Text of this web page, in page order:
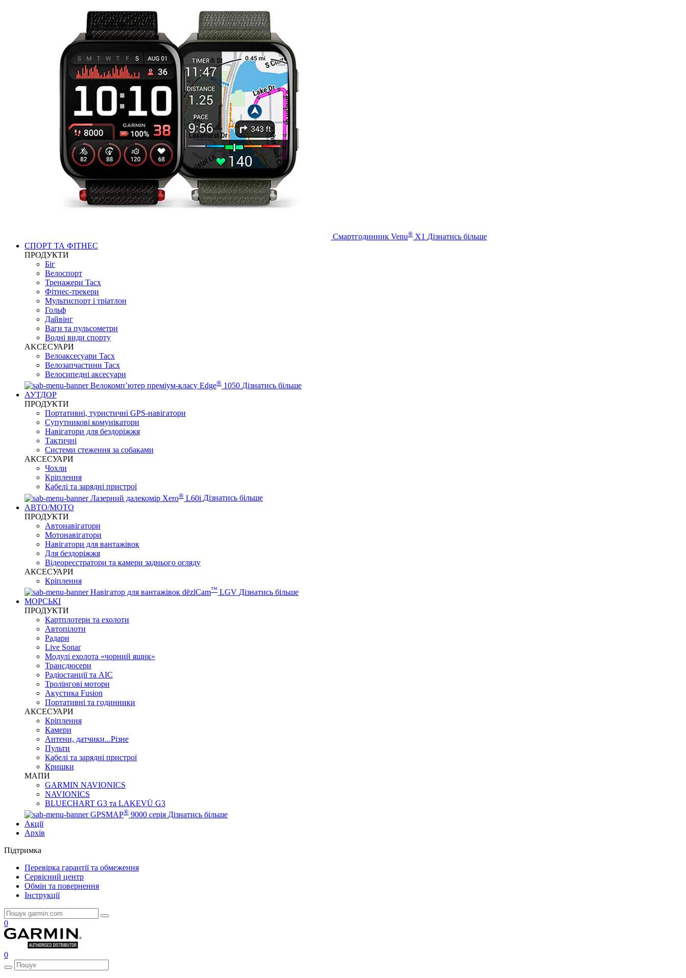
Смартгодинник Venu® X1 Дізнатись більше
СПОРТ ТА ФІТНЕС
ПРОДУКТИ
Біг
Велоспорт
Тренажери Tacx
Фітнес-трекери
Мультиспорт і тріатлон
Гольф
Дайвінг
Ваги та пульсометри
Водні види спорту
AKCЕСУАРИ
Велоаксесуари Tacx
Велозапчастини Tacx
Велосипедні аксесуари
Велокомп’ютер преміум-класу Edge® 1050 Дізнатись більше
АУТДОР
ПРОДУКТИ
Портативні, туристичні GPS-навігатори
Супутникові комунікатори
Навігатори для бездоріжжя
Тактичні
Системи стеження за собаками
АКСЕСУАРИ
Чохли
Кріплення
Кабелі та зарядні пристрої
Лазерний далекомір Xero® L60i Дізнатись більше
АВТО/МОТО
ПРОДУКТИ
Автонавігатори
Мотонавігатори
Навігатори для вантажівок
Для бездоріжжя
Відеореєстратори та камери заднього огляду
АКСЕСУАРИ
Кріплення
Навігатор для вантажівок dēzlCam™ LGV Дізнатись більше
МОРСЬКІ
ПРОДУКТИ
Картплотери та ехолоти
Автопілоти
Радари
Live Sonar
Модулі ехолота «чорний ящик»
Трансдюсери
Радіостанції та АІС
Тролінгові мотори
Акустика Fusion
Портативні та годинники
АКСЕСУАРИ
Кріплення
Камери
Антени, датчики...Різне
Пульти
Кабелі та зарядні пристрої
Кришки
МАПИ
GARMIN NAVIONICS
NAVIONICS
BLUECHART G3 та LAKEVÜ G3
GPSMAP® 9000 серія Дізнатись більше
Акції
Архів
Підтримка
Перевірка гарантії та обмеження
Сервісний центр
Обмін та повернення
Інструкції
0
0